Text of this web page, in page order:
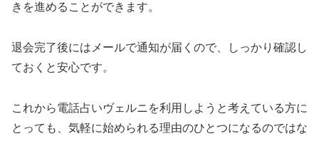
きを進めることができます。
退会完了後にはメールで通知が届くので、しっかり確認し
ておくと安心です。
これから電話占いヴェルニを利用しようと考えている方に
とっても、気軽に始められる理由のひとつになるのではな